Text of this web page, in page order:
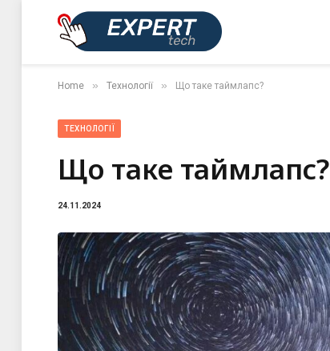
Home » Технології » Що таке таймлапс?
ТЕХНОЛОГІЇ
Що таке таймлапс?
24.11.2024